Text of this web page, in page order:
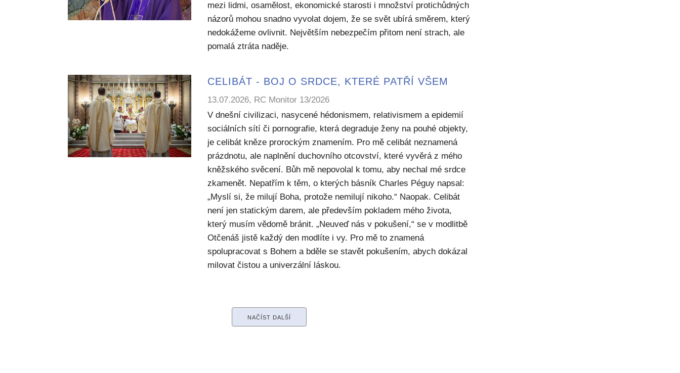
mezi lidmi, osamělost, ekonomické starosti i množství protichůdných
názorů mohou snadno vyvolat dojem, že se svět ubírá směrem, který
nedokážeme ovlivnit. Největším nebezpečím přitom není strach, ale
pomalá ztráta naděje.
CELIBÁT - BOJ O SRDCE, KTERÉ PATŘÍ VŠEM
13.07.2026, RC Monitor 13/2026
V dnešní civilizaci, nasycené hédonismem, relativismem a epidemií
sociálních sítí či pornografie, která degraduje ženy na pouhé objekty,
je celibát kněze prorockým znamením. Pro mě celibát neznamená
prázdnotu, ale naplnění duchovního otcovství, které vyvěrá z mého
kněžského svěcení. Bůh mě nepovolal k tomu, aby nechal mé srdce
zkamenět. Nepatřím k těm, o kterých básník Charles Péguy napsal:
„Myslí si, že milují Boha, protože nemilují nikoho.“ Naopak. Celibát
není jen statickým darem, ale především pokladem mého života,
který musím vědomě bránit. „Neuveď nás v pokušení,“ se v modlitbě
Otčenáš jistě každý den modlíte i vy. Pro mě to znamená
spolupracovat s Bohem a bděle se stavět pokušením, abych dokázal
milovat čistou a univerzální láskou.
NAČÍST DALŠÍ